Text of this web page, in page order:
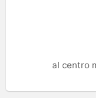
al centro